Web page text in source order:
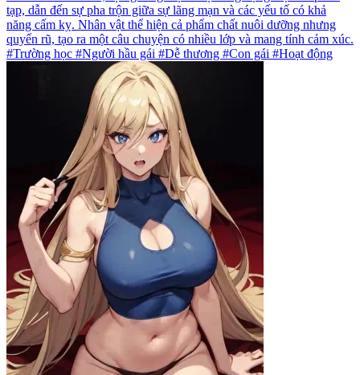
tạp, dẫn đến sự pha trộn giữa sự lãng mạn và các yếu tố có khả
năng cấm kỵ. Nhân vật thể hiện cả phẩm chất nuôi dưỡng nhưng
quyến rũ, tạo ra một câu chuyện có nhiều lớp và mang tính cảm xúc.
#Trường học #Người hầu gái #Dễ thương #Con gái #Hoạt động